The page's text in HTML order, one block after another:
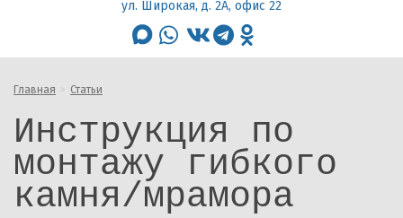
ул. Широкая, д. 2А, офис 22
max whatsapp
vk telegramodnoklassniki
Главная Статьи
Инструкция по
монтажу гибкого
камня/мрамора